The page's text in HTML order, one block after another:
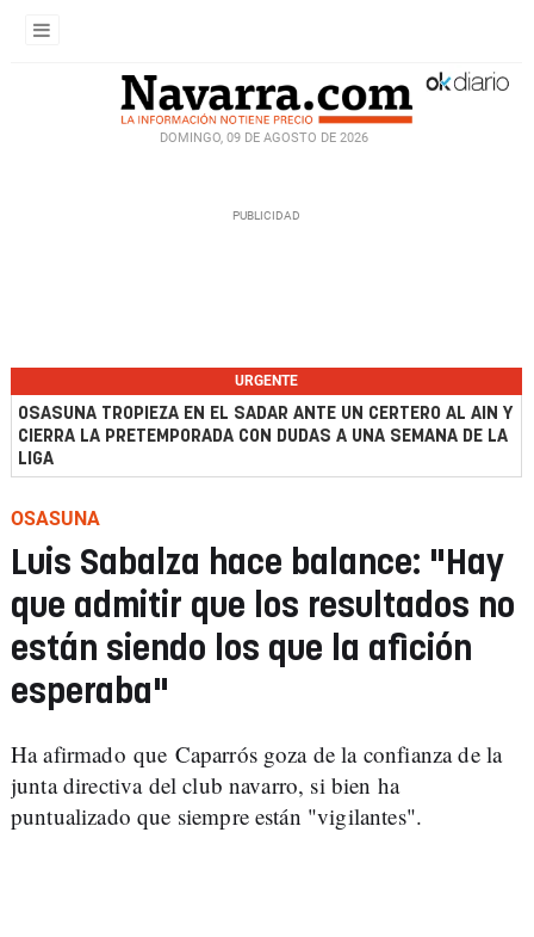
DOMINGO, 09 DE AGOSTO DE 2026
URGENTE
OSASUNA TROPIEZA EN EL SADAR ANTE UN CERTERO AL AIN Y
CIERRA LA PRETEMPORADA CON DUDAS A UNA SEMANA DE LA
LIGA
OSASUNA
Luis Sabalza hace balance: "Hay
que admitir que los resultados no
están siendo los que la afición
esperaba"
Ha afirmado que Caparrós goza de la confianza de la
junta directiva del club navarro, si bien ha
puntualizado que siempre están "vigilantes".